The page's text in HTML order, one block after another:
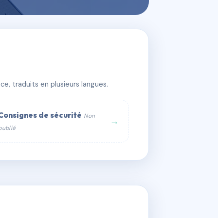
traduits en plusieurs langues.
de sécurité Non
→